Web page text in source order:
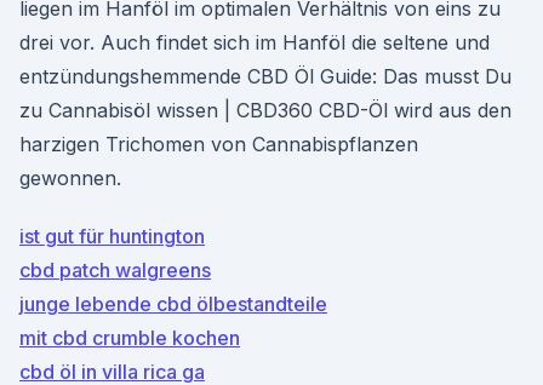
liegen im Hanföl im optimalen Verhältnis von eins zu
drei vor. Auch findet sich im Hanföl die seltene und
entzündungshemmende CBD Öl Guide: Das musst Du
zu Cannabisöl wissen | CBD360 CBD-Öl wird aus den
harzigen Trichomen von Cannabispflanzen
gewonnen.
ist gut für huntington
cbd patch walgreens
junge lebende cbd ölbestandteile
mit cbd crumble kochen
cbd öl in villa rica ga